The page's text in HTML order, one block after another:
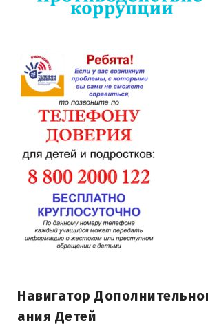
Навигатор
Ания Детей